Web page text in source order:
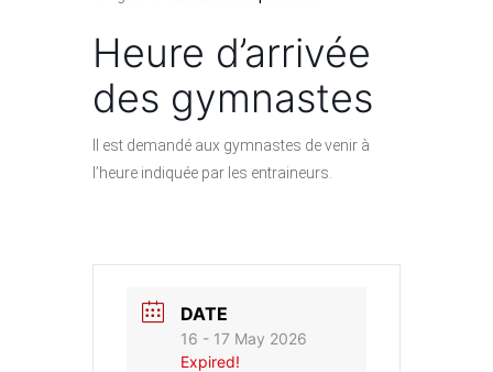
Heure d’arrivée
des gymnastes
Il est demandé aux gymnastes de venir à
l’heure indiquée par les entraineurs.
DATE
16 - 17 May 2026
Expired!